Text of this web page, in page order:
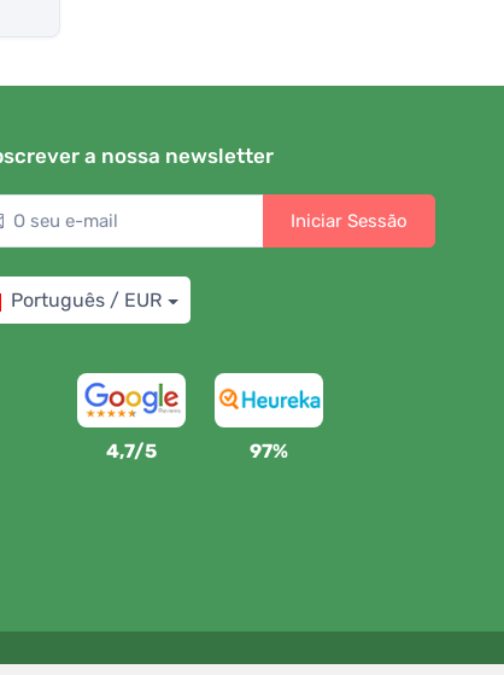
a nossa newsletter
Iniciar Sessão
Português / EUR
4,7/5 97%